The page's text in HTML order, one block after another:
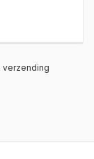
verzending